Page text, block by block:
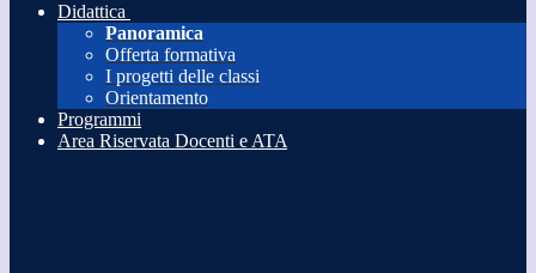
Didattica
Panoramica
Offerta formativa
I progetti delle classi
Orientamento
Programmi
Area Riservata Docenti e ATA